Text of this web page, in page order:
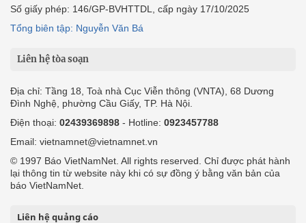
Số giấy phép: 146/GP-BVHTTDL, cấp ngày 17/10/2025
Tổng biên tập: Nguyễn Văn Bá
Liên hệ tòa soạn
Địa chỉ: Tầng 18, Toà nhà Cục Viễn thông (VNTA), 68 Dương
Đình Nghệ, phường Cầu Giấy, TP. Hà Nội.
Điện thoại: 02439369898 - Hotline: 0923457788
Email: vietnamnet@vietnamnet.vn
© 1997 Báo VietNamNet. All rights reserved. Chỉ được phát hành
lại thông tin từ website này khi có sự đồng ý bằng văn bản của
báo VietNamNet.
Liên hệ quảng cáo